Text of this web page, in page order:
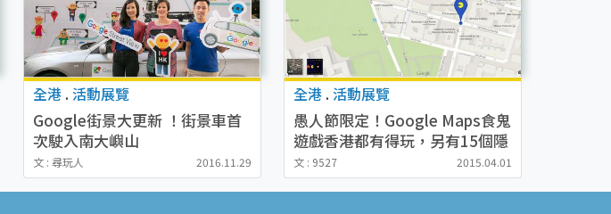
全港 . 活動展覽
Google街景大更新 ！街景車首
次駛入南大嶼山
文 : 尋玩人 2016.11.29
全港 . 活動展覽
愚人節限定！Google Maps食鬼
遊戲香港都有得玩，另有15個隱
藏城市，一起來破關吧！
文 : 9527 2015.04.01